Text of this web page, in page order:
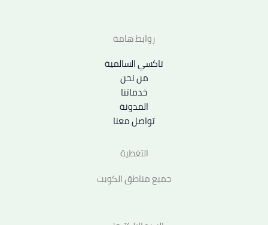
روابط هامة
تاكسي السالمية
من نحن
خدماتنا
المدونة
تواصل معنا
التغطية
جميع مناطق الكويت